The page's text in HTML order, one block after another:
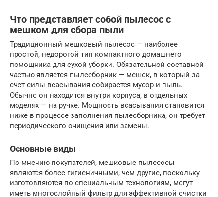
Что представляет собой пылесос с
мешком для сбора пыли
Традиционный мешковый пылесос — наиболее
простой, недорогой тип компактного домашнего
помощника для сухой уборки. Обязательной составной
частью является пылесборник — мешок, в который за
счет силы всасывания собирается мусор и пыль.
Обычно он находится внутри корпуса, в отдельных
моделях — на ручке. Мощность всасывания становится
ниже в процессе заполнения пылесборника, он требует
периодического очищения или замены.
Основные виды
По мнению покупателей, мешковые пылесосы
являются более гигиеничными, чем другие, поскольку
изготовляются по специальным технологиям, могут
иметь многослойный фильтр для эффективной очистки